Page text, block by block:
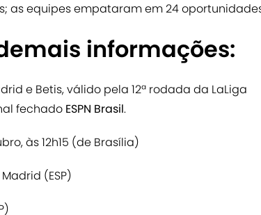
as equipes empataram em 24
informações:
e Betis, válido pela 12ª rodada da LaLiga
fechado ESPN Brasil.
às 12h15 (de Brasília)
(ESP)